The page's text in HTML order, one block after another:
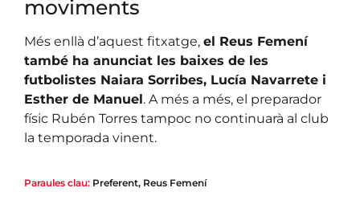
moviments
Més enllà d’aquest fitxatge, el Reus Femení
també ha anunciat les baixes de les
futbolistes Naiara Sorribes, Lucía Navarrete i
Esther de Manuel. A més a més, el preparador
físic Rubén Torres tampoc no continuarà al club
la temporada vinent.
Paraules clau: Preferent, Reus Femení